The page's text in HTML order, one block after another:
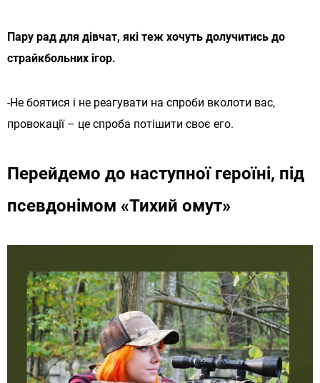
Пару рад для дівчат, які теж хочуть долучитись до
страйкбольних ігор.
-Не боятися і не реагувати на спроби вколоти вас,
провокації – це спроба потішити своє его.
Перейдемо до наступної героїні, під
псевдонімом «Тихий омут»